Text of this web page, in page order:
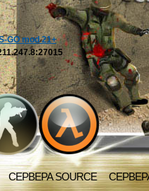
СЕРВЕРА SOURCE
GO mod 21+